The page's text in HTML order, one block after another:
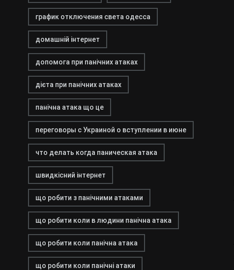
график отключения света одесса
домашній інтернет
допомога при панічних атаках
дієта при панічних атаках
панічна атака що це
переговоры с Украиной о вступлении в июне
что делать когда паническая атака
швидкісний інтернет
що робити з панічними атаками
що робити коли в людини панічна атака
що робити коли панічна атака
що робити коли панічні атаки